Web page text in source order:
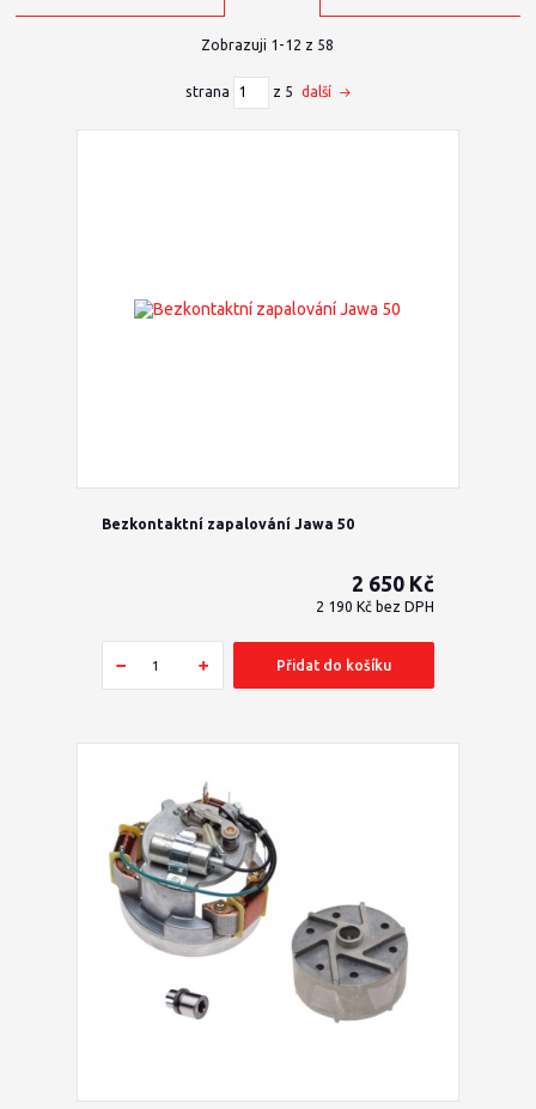
Zobrazuji 1-12 z 58
strana z 5 další
Bezkontaktní zapalování Jawa 50
2 650 Kč
2 190 Kč bez DPH
Přidat do košíku